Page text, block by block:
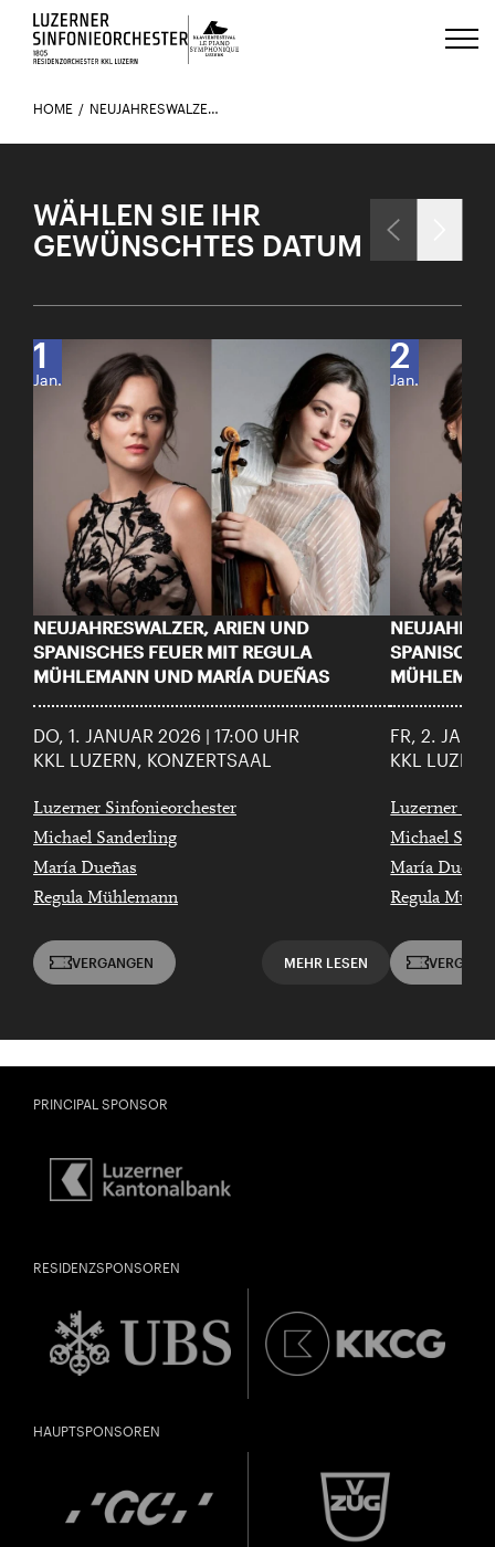
Luzerns Klavierfestival «Le Piano
HOME NEUJAHRESWALZER, ARIEN UND SPANISCHES FEUER MIT REGULA MÜHLEMANN UND MARIA DUEÑAS
WÄHLEN SIE IHR
GEWÜNSCHTES DATUM
1
Jan.
NEUJAHRESWALZER, ARIEN UND
SPANISCHES FEUER MIT REGULA
MÜHLEMANN UND MARÍA DUEÑAS
DO, 1. JANUAR 2026 | 17:00 UHR
KKL LUZERN, KONZERTSAAL
Luzerner Sinfonieorchester
Michael Sanderling
María Dueñas
Regula Mühlemann
VERGANGEN MEHR LESEN
2
Jan.
FR, 2.
KKL
Luzerner
Michael
María Dueñas
Regula
PRINCIPAL SPONSOR
RESIDENZSPONSOREN
HAUPTSPONSOREN